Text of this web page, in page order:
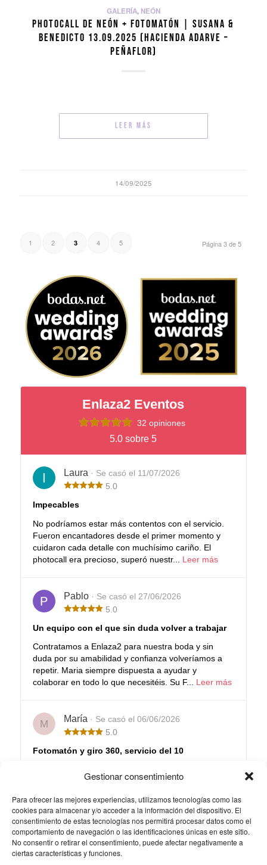
Gestionar consentimiento
Para ofrecer las mejores experiencias, utilizamos tecnologías como las
cookies para almacenar y/o acceder a la información del dispositivo. El
consentimiento de estas tecnologías nos permitirá procesar datos como el
comportamiento de navegación o las identificaciones únicas en este sitio.
No consentir o retirar el consentimiento, puede afectar negativamente a
ciertas características y funciones.
GALERÍA, NEÓN
PHOTOCALL DE NEÓN + FOTOMATÓN | SUSANA &
BENEDICTO 13.09.2025 (HACIENDA ADARVE –
PEÑAFLOR)
Leer más
14/09/2025
Página 3 de 5
1 2 3 4 5
Enlaza2 Eventos
32 opiniones
5.0 sobre 5
Laura · Se casó el 11/07/2026
5.0
Impecables
No podríamos estar más contentos con el servicio.
Fueron encantadores desde el primer momento y
cuidaron cada detalle con muchísimo cariño. El
photocall era precioso, superó nuestr... Leer más
Pablo · Se casó el 27/06/2026
5.0
Un equipo con el que sin duda volver a trabajar
Contratamos a Enlaza2 para nuestra boda y sin
duda por su amabilidad y confianza volveríamos a
repetir. Maria siempre dispuesta a ayudar y
colaborar en todo lo que necesitéis. Su F... Leer más
M María · Se casó el 06/06/2026
5.0
Fotomatón y giro 360, servicio del 10
momento el trato fue impecable, siempre atentos,
Contratamos el fotomatón y el 360 y fue...Leer más
Lee todas nuestras opiniones